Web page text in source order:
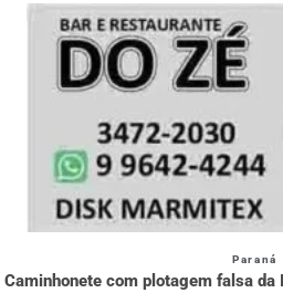
Paraná
Caminhonete com plotagem falsa da